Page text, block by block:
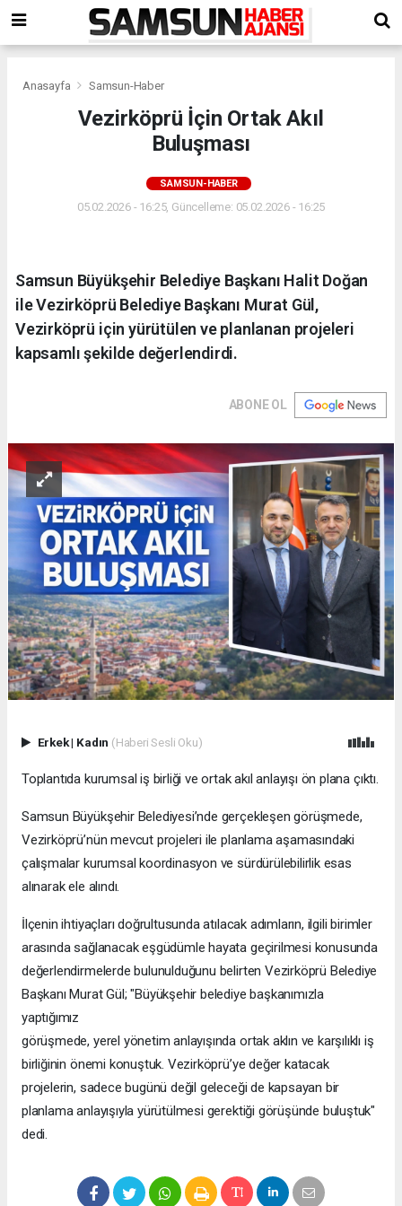
Anasayfa Samsun-Haber
Vezirköprü İçin Ortak Akıl
Buluşması
SAMSUN-HABER
05.02.2026 - 16:25, Güncelleme: 05.02.2026 - 16:25
Samsun Büyükşehir Belediye Başkanı Halit Doğan
ile Vezirköprü Belediye Başkanı Murat Gül,
Vezirköprü için yürütülen ve planlanan projeleri
kapsamlı şekilde değerlendirdi.
ABONE OL
Erkek| Kadın (Haberi Sesli Oku)
Toplantıda kurumsal iş birliği ve ortak akıl anlayışı ön plana çıktı.
Samsun Büyükşehir Belediyesi’nde gerçekleşen görüşmede,
Vezirköprü’nün mevcut projeleri ile planlama aşamasındaki
çalışmalar kurumsal koordinasyon ve sürdürülebilirlik esas
alınarak ele alındı.
İlçenin ihtiyaçları doğrultusunda atılacak adımların, ilgili birimler
arasında sağlanacak eşgüdümle hayata geçirilmesi konusunda
değerlendirmelerde bulunulduğunu belirten Vezirköprü Belediye
Başkanı Murat Gül; "Büyükşehir belediye başkanımızla
yaptığımız
görüşmede, yerel yönetim anlayışında ortak aklın ve karşılıklı iş
birliğinin önemi konuştuk. Vezirköprü’ye değer katacak
projelerin, sadece bugünü değil geleceği de kapsayan bir
planlama anlayışıyla yürütülmesi gerektiği görüşünde buluştuk"
dedi.